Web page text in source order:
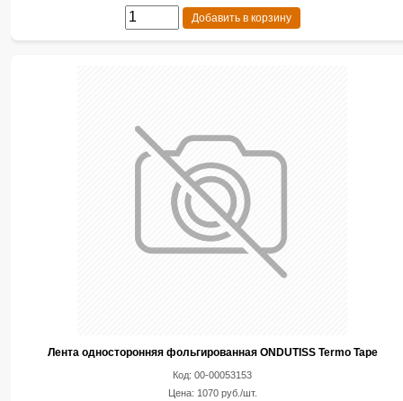
Добавить в корзину
Лента односторонняя фольгированная ONDUTISS Termo Tape
Код: 00-00053153
Цена: 1070 руб./шт.